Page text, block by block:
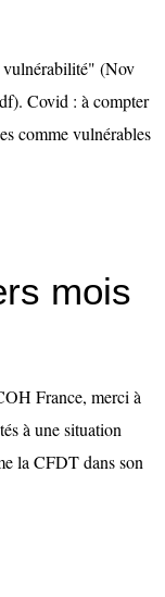
vulnérabilité" (Nov
Covid : à compter
comme vulnérables
mois
France, merci à
à une situation
la CFDT dans son